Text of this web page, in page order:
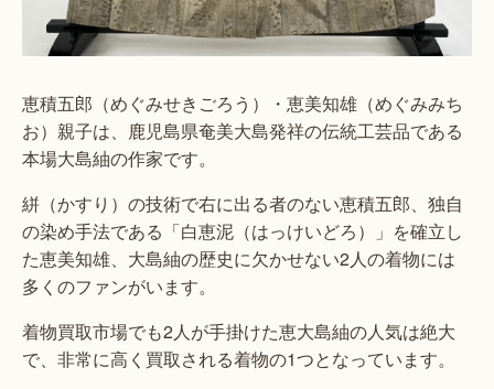
恵積五郎（めぐみせきごろう）・恵美知雄（めぐみみち
お）親子は、鹿児島県奄美大島発祥の伝統工芸品である
本場大島紬の作家です。
絣（かすり）の技術で右に出る者のない恵積五郎、独自
の染め手法である「白恵泥（はっけいどろ）」を確立し
た恵美知雄、大島紬の歴史に欠かせない2人の着物には
多くのファンがいます。
着物買取市場でも2人が手掛けた恵大島紬の人気は絶大
で、非常に高く買取される着物の1つとなっています。